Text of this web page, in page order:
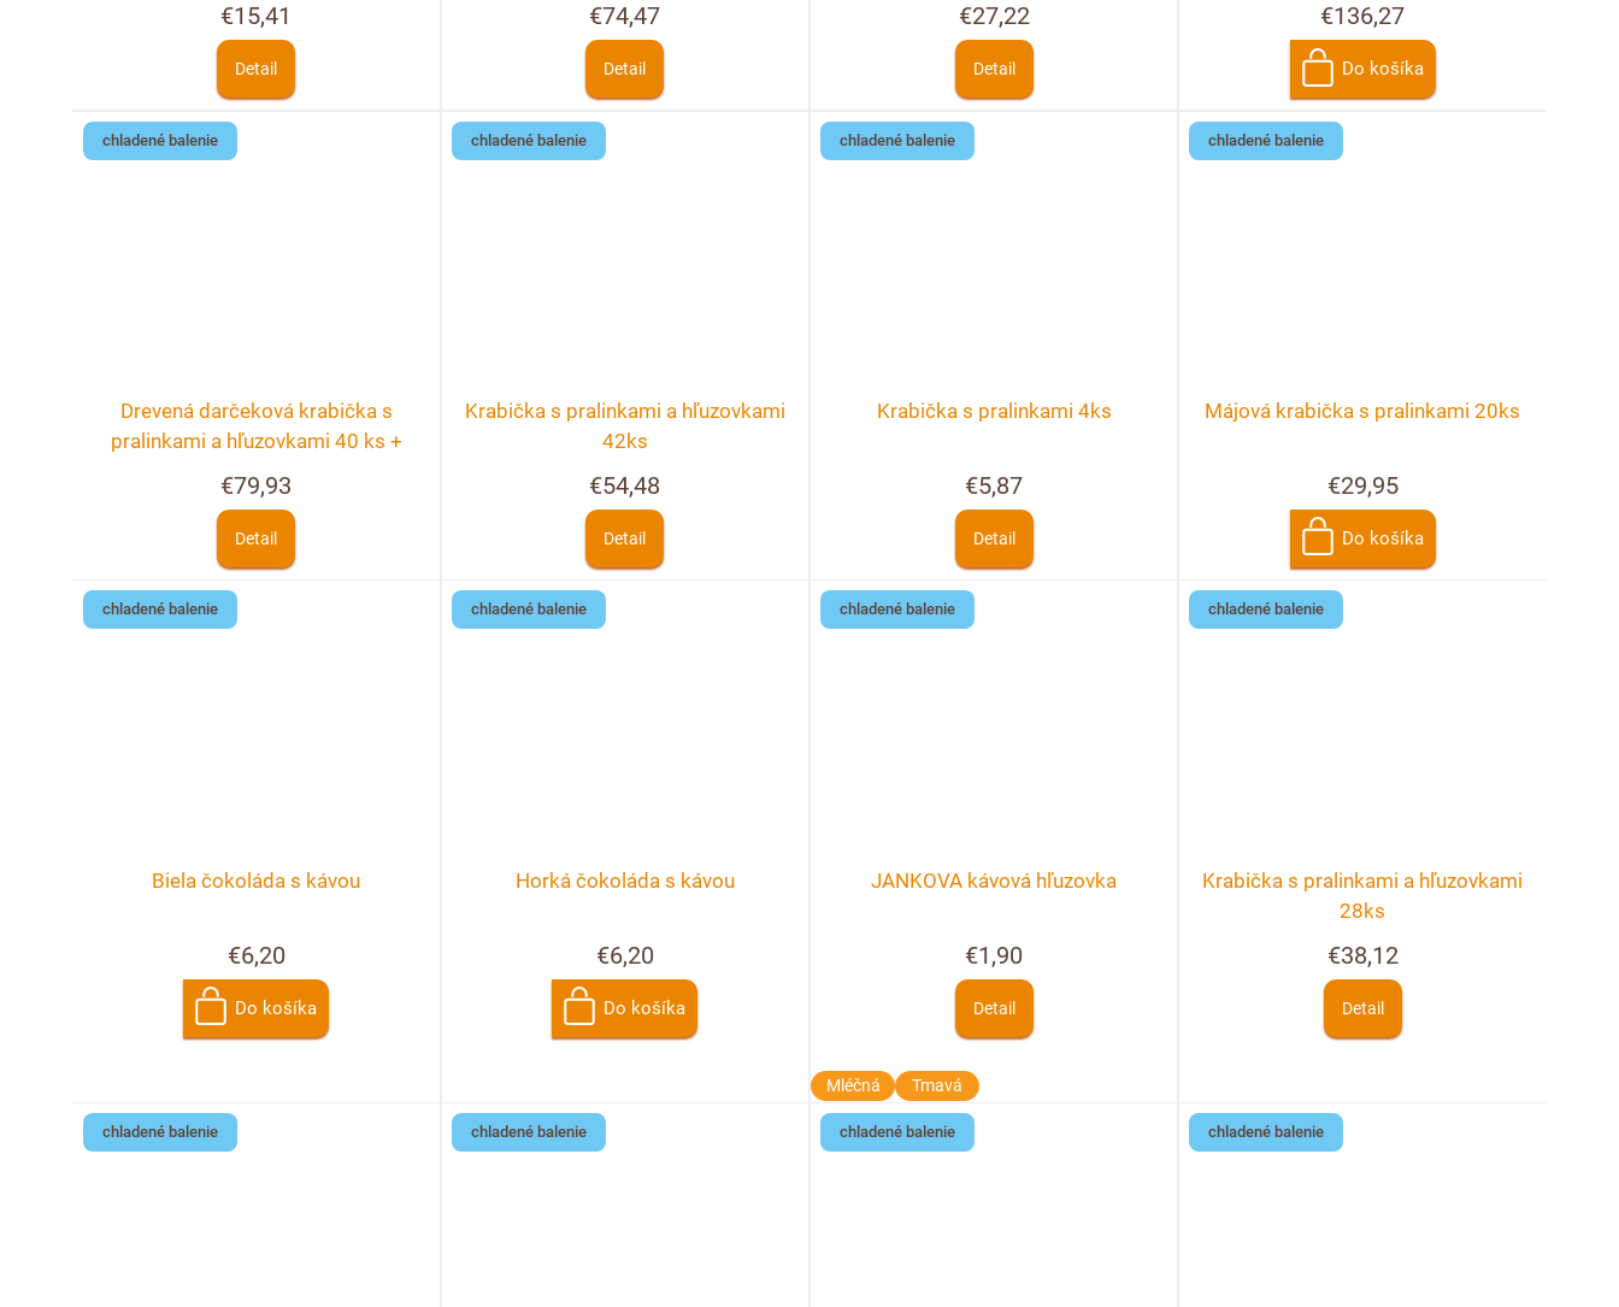
k
u
€15,41
Detail
€74,47
Detail
€27,22
Detail
€136,27
Do košíka
chladené balenie
Drevená darčeková krabička s
pralinkami a hľuzovkami 40 ks +
€79,93
Detail
chladené balenie
Krabička s pralinkami a hľuzovkami
42ks
€54,48
Detail
chladené balenie
Krabička s pralinkami 4ks
€5,87
Detail
chladené balenie
Májová krabička s pralinkami 20ks
€29,95
Do košíka
chladené balenie
Biela čokoláda s kávou
€6,20
Do košíka
chladené balenie
Horká čokoláda s kávou
€6,20
Do košíka
chladené balenie
JANKOVA kávová hľuzovka
€1,90
Detail
Mléčná Tmavá
chladené balenie
Krabička s pralinkami a hľuzovkami
28ks
€38,12
Detail
chladené balenie chladené balenie chladené balenie chladené balenie